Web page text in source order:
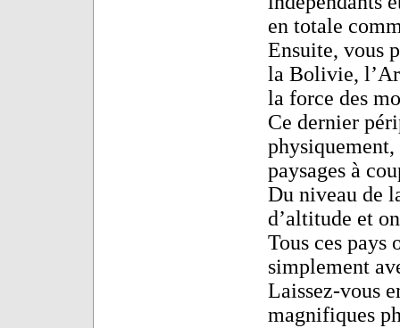
en totale
Ensuite, vous
la Bolivie,
la force des
Ce dernier
physiquement,
paysages à
Du niveau de
d’altitude et
Tous ces pays
simplement
Laissez-vous
magnifiques